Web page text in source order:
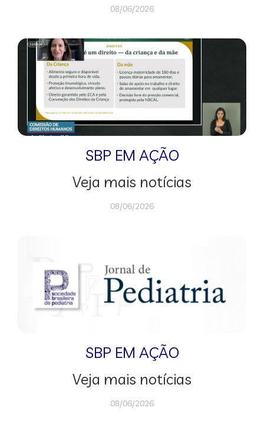
08/06/2026
SBP EM AÇÃO
Veja mais notícias
08/06/2026
SBP EM AÇÃO
Veja mais notícias
08/06/2026